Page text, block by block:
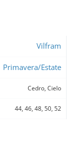
naturale.
Vilfram
Primavera/Estate
Cedro, Cielo
44, 46, 48, 50, 52